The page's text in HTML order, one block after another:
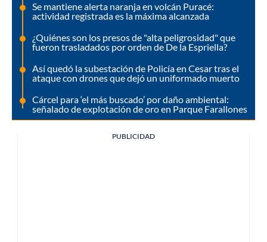
Se mantiene alerta naranja en volcán Puracé:
actividad registrada es la máxima alcanzada
¿Quiénes son los presos de "alta peligrosidad" que
fueron trasladados por orden de De la Espriella?
Así quedó la subestación de Policía en Cesar tras el
ataque con drones que dejó un uniformado muerto
Cárcel para ‘el más buscado’ por daño ambiental:
señalado de explotación de oro en Parque Farallones
PUBLICIDAD